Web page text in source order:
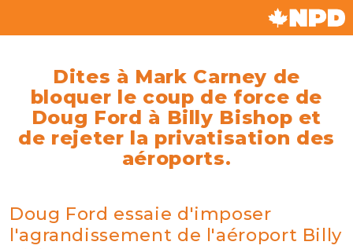
Dites à Mark Carney de
bloquer le coup de force de
Doug Ford à Billy Bishop et
de rejeter la privatisation des
aéroports.
Doug Ford essaie d'imposer
l'agrandissement de l'aéroport Billy